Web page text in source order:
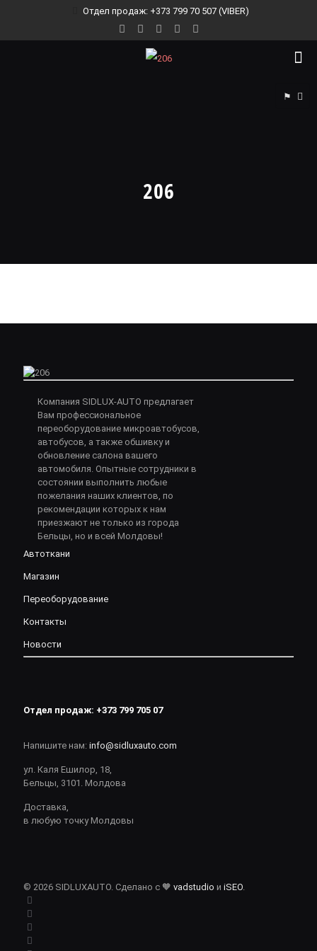
Отдел продаж: +373 799 70 507 (VIBER)
⚑
206
Компания SIDLUX-AUTO предлагает
Вам профессиональное
переоборудование микроавтобусов,
автобусов, а также обшивку и
обновление салона вашего
автомобиля. Опытные сотрудники в
состоянии выполнить любые
пожелания наших клиентов, по
рекомендации которых к нам
приезжают не только из города
Бельцы, но и всей Молдовы!
Автоткани
Магазин
Переоборудование
Контакты
Новости
Отдел продаж: +373 799 705 07
Напишите нам: info@sidluxauto.com
ул. Каля Ешилор, 18,
Бельцы, 3101. Молдова
Доставка,
в любую точку Молдовы
© 2026 SIDLUXAUTO. Сделано с 🧡 vadstudio и iSEO